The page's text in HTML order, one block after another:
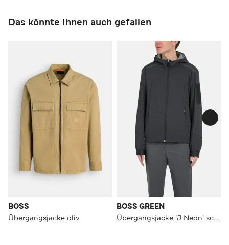
Das könnte Ihnen auch gefallen
BOSS
Übergangsjacke oliv
BOSS GREEN
Übergangsjacke 'J Neon' schwarz